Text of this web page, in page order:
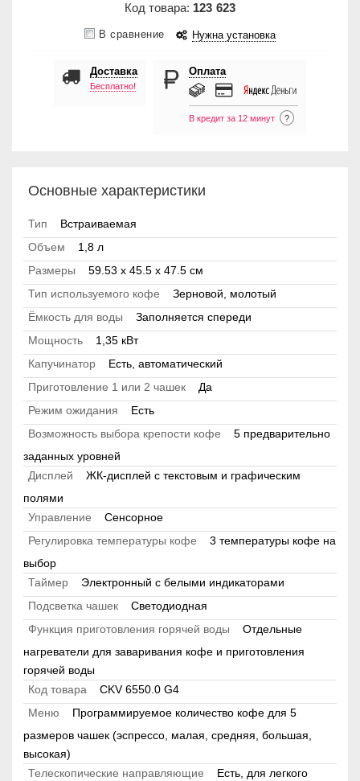
Код товара: 123 623
В сравнение Нужна установка
Доставка
Бесплатно!
Оплата
В кредит за 12 минут ?
Основные характеристики
Тип
Встраиваемая
Объем
1,8 л
Размеры
59.53 x 45.5 x 47.5 см
Тип используемого кофе
Зерновой, молотый
Ёмкость для воды
Заполняется спереди
Мощность
1,35 кВт
Капучинатор
Есть, автоматический
Приготовление 1 или 2 чашек
Да
Режим ожидания
Есть
Возможность выбора крепости кофе
5 предварительно
заданных уровней
Дисплей
ЖК-дисплей с текстовым и графическим
полями
Управление
Сенсорное
Регулировка температуры кофе
3 температуры кофе на
выбор
Таймер
Электронный с белыми индикаторами
Подсветка чашек
Светодиодная
Функция приготовления горячей воды
Отдельные
нагреватели для заваривания кофе и приготовления
горячей воды
Код товара
CKV 6550.0 G4
Меню
Программируемое количество кофе для 5
размеров чашек (эспрессо, малая, средняя, большая,
высокая)
Телескопические направляющие
Есть, для легкого